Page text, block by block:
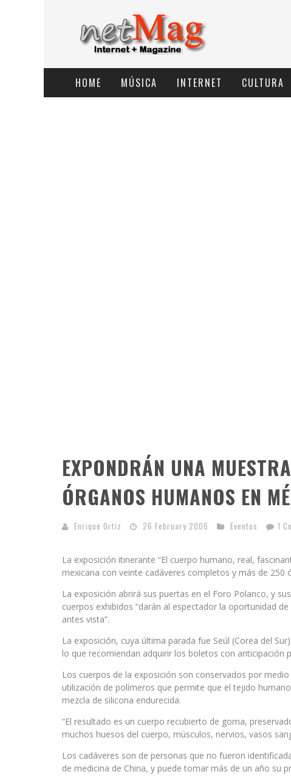
HOME MÚSICA INTERNET CULTURA
EXPONDRÁN UNA
ÓRGANOS HUMANOS EN
Enrique Ortiz 26 February 2006 Eventos 1
La exposición itinerante “El cuerpo humano, real,
mexicana con veinte cadáveres completos y más de
La exposición abrirá sus puertas en el Foro Polanco, y
cuerpos exhibidos “darán al espectador la oportunidad
antes vista”.
La exposición, cuya última parada fue Seúl (Corea del
lo que recomiendan adquirir los boletos con anticipación
Los cuerpos de la exposición son conservados por
utilización de polímeros que permite que el tejido
mezcla de silicona endurecida.
“El resultado es un cuerpo recubierto de goma,
muchos huesos del cuerpo, músculos, nervios, vasos
Los cadáveres son de personas que no fueron
de medicina de China, y puede tomar más de un año su